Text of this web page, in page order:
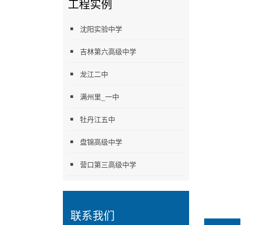
工程实例
沈阳实验中学
吉林第六高级中学
龙江二中
满州里_一中
牡丹江五中
盘锦高级中学
营口第三高级中学
联系我们